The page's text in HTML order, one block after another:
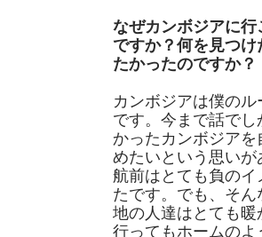
なぜカンボジアに
ですか？何を見つけ
たかったのですか？
カンボジアは僕の
です。今まで話で
かったカンボジア
めたいという思いが
航前はとても負のイ
たです。でも、そ
地の人達はとても暖
行ってもホームのよ